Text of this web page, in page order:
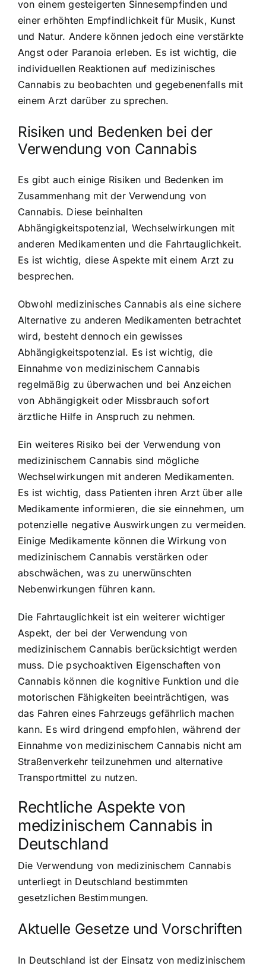
von einem gesteigerten Sinnesempfinden und
einer erhöhten Empfindlichkeit für Musik, Kunst
und Natur. Andere können jedoch eine verstärkte
Angst oder Paranoia erleben. Es ist wichtig, die
individuellen Reaktionen auf medizinisches
Cannabis zu beobachten und gegebenenfalls mit
einem Arzt darüber zu sprechen.
Risiken und Bedenken bei der
Verwendung von Cannabis
Es gibt auch einige Risiken und Bedenken im
Zusammenhang mit der Verwendung von
Cannabis. Diese beinhalten
Abhängigkeitspotenzial, Wechselwirkungen mit
anderen Medikamenten und die Fahrtauglichkeit.
Es ist wichtig, diese Aspekte mit einem Arzt zu
besprechen.
Obwohl medizinisches Cannabis als eine sichere
Alternative zu anderen Medikamenten betrachtet
wird, besteht dennoch ein gewisses
Abhängigkeitspotenzial. Es ist wichtig, die
Einnahme von medizinischem Cannabis
regelmäßig zu überwachen und bei Anzeichen
von Abhängigkeit oder Missbrauch sofort
ärztliche Hilfe in Anspruch zu nehmen.
Ein weiteres Risiko bei der Verwendung von
medizinischem Cannabis sind mögliche
Wechselwirkungen mit anderen Medikamenten.
Es ist wichtig, dass Patienten ihren Arzt über alle
Medikamente informieren, die sie einnehmen, um
potenzielle negative Auswirkungen zu vermeiden.
Einige Medikamente können die Wirkung von
medizinischem Cannabis verstärken oder
abschwächen, was zu unerwünschten
Nebenwirkungen führen kann.
Die Fahrtauglichkeit ist ein weiterer wichtiger
Aspekt, der bei der Verwendung von
medizinischem Cannabis berücksichtigt werden
muss. Die psychoaktiven Eigenschaften von
Cannabis können die kognitive Funktion und die
motorischen Fähigkeiten beeinträchtigen, was
das Fahren eines Fahrzeugs gefährlich machen
kann. Es wird dringend empfohlen, während der
Einnahme von medizinischem Cannabis nicht am
Straßenverkehr teilzunehmen und alternative
Transportmittel zu nutzen.
Rechtliche Aspekte von
medizinischem Cannabis in
Deutschland
Die Verwendung von medizinischem Cannabis
unterliegt in Deutschland bestimmten
gesetzlichen Bestimmungen.
Aktuelle Gesetze und Vorschriften
In Deutschland ist der Einsatz von medizinischem